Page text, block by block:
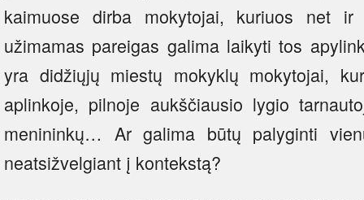
kaimuose dirba mokytojai, kuriuos net ir
užimamas pareigas galima laikyti tos
yra didžiųjų miestų mokyklų mokytojai,
aplinkoje, pilnoje aukščiausio lygio
menininkų… Ar galima būtų palyginti
neatsižvelgiant į kontekstą?